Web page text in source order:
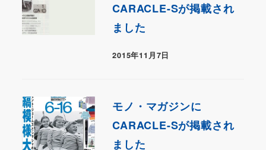
CARACLE-Sが掲載され
ました
2015年11月7日
モノ・マガジンに
CARACLE-Sが掲載され
ました